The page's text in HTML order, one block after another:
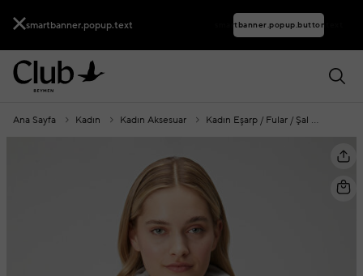
smartbanner.popup.text smartbanner.popup.buttontext
Ana Sayfa Kadın Kadın Aksesuar Kadın Eşarp / Fular / Şal